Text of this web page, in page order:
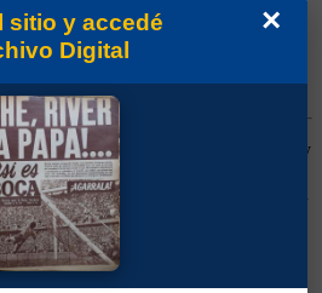
Andrés Cardona
2018, Copa Diego Maradona 2020 y
Ofensivo. Jugó en Atlético
Fe y Junior, todos de Colombia, y en
a Boca en julio de 2017. Mostró
fue perdiendo lugar. Continuó
Volvió en 2020 siendo una
siguió su carrera en Racing
×
sitio y accedé
Digital